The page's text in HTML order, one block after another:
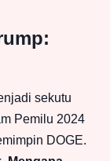
sekutu
Pemilu 2024
DOGE.